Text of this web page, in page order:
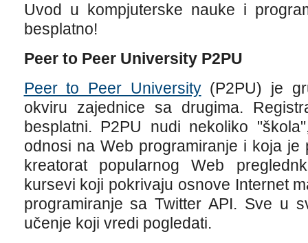
Uvod u kompjuterske nauke i
besplatno!
Peer to Peer University P2PU
Peer to Peer University(P2PU) je
okviru zajednice sa drugima.
besplatni. P2PU nudi nekoliko
odnosi na Web programiranje i koja je
kreatorat popularnog Web
kursevi koji pokrivaju osnove Internet
programiranje sa Twitter API. Sve u
učenje koji vredi pogledati.